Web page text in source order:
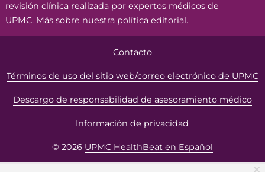
revisión clínica realizada por expertos médicos de
UPMC. Más sobre nuestra política editorial.
Contacto
Términos de uso del sitio web/correo electrónico de UPMC
Descargo de responsabilidad de asesoramiento médico
Información de privacidad
© 2026 UPMC HealthBeat en Español